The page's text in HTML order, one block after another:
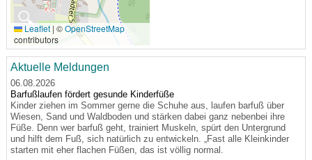
🔍
Leaflet | ©OpenStreetMap
contributors
Aktuelle Meldungen
06.08.2026
Barfußlaufen fördert gesunde Kinderfüße
Kinder ziehen im Sommer gerne die Schuhe aus, laufen barfuß über
Wiesen, Sand und Waldboden und stärken dabei ganz nebenbei ihre
Füße. Denn wer barfuß geht, trainiert Muskeln, spürt den Untergrund
und hilft dem Fuß, sich natürlich zu entwickeln. „Fast alle Kleinkinder
starten mit eher flachen Füßen, das ist völlig normal.